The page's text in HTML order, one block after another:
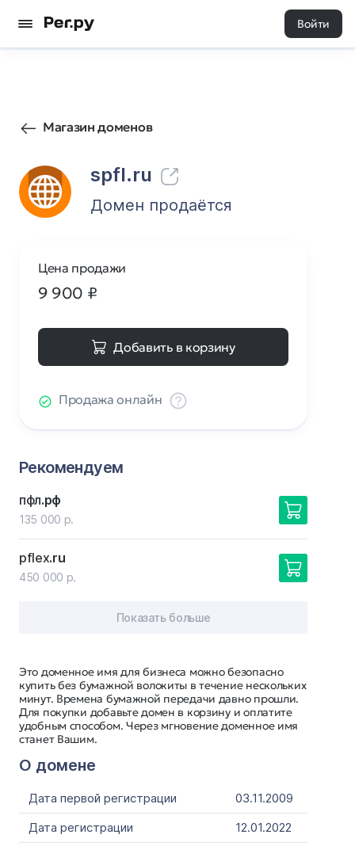
Войти
Магазин доменов
spfl.ru
9 0
Домен продаётся
Это доменное имя для бизнеса можно безопасно
купить без бумажной волокиты в течение нескольких
минут. Времена бумажной передачи давно прошли.
Для покупки добавьте домен в корзину и оплатите
удобным способом. Через мгновение доменное имя
станет Вашим.
О домене
Дата первой регистрации
03.11.2009
Дата регистрации
12.01.2022
Цена продажи
9 900 ₽
Добавить в корзину
Продажа онлайн
Рекомендуем
пфл.рф
135 000 р.
pflex.ru
450 000 р.
Показать больше